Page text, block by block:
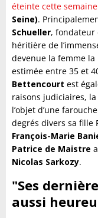
éteinte cette semaine
Seine).
Schueller, fondateur
héritière de
devenue la femme
estimée entre 35 et
Bettencourt est
raisons judiciaires,
l’objet d’une
degrés divers sa fille
François-Marie
Patrice de Maistre
Nicolas Sarkozy.
"Ses
aussi